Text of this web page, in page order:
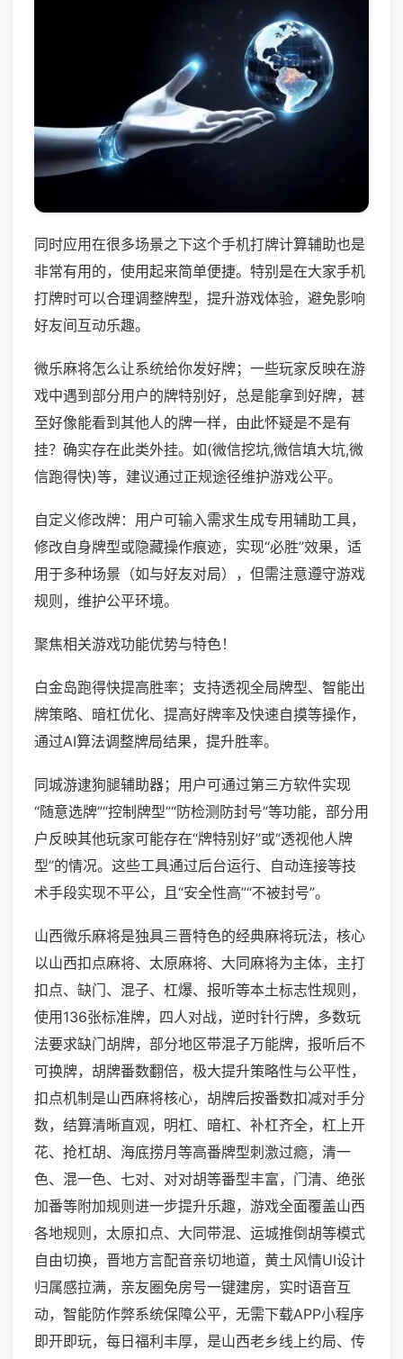
同时应用在很多场景之下这个手机打牌计算辅助也是
非常有用的，使用起来简单便捷。特别是在大家手机
打牌时可以合理调整牌型，提升游戏体验，避免影响
好友间互动乐趣。
微乐麻将怎么让系统给你发好牌；一些玩家反映在游
戏中遇到部分用户的牌特别好，总是能拿到好牌，甚
至好像能看到其他人的牌一样，由此怀疑是不是有
挂？确实存在此类外挂。如(微信挖坑,微信填大坑,微
信跑得快)等，建议通过正规途径维护游戏公平。
自定义修改牌：用户可输入需求生成专用辅助工具，
修改自身牌型或隐藏操作痕迹，实现“必胜”效果，适
用于多种场景（如与好友对局），但需注意遵守游戏
规则，维护公平环境。
聚焦相关游戏功能优势与特色！
白金岛跑得快提高胜率；支持透视全局牌型、智能出
牌策略、暗杠优化、提高好牌率及快速自摸等操作，
通过AI算法调整牌局结果，提升胜率。
同城游逮狗腿辅助器；用户可通过第三方软件实现
“随意选牌”“控制牌型”“防检测防封号”等功能，部分用
户反映其他玩家可能存在“牌特别好”或“透视他人牌
型”的情况。这些工具通过后台运行、自动连接等技
术手段实现不平公，且“安全性高”“不被封号”。
山西微乐麻将是独具三晋特色的经典麻将玩法，核心
以山西扣点麻将、太原麻将、大同麻将为主体，主打
扣点、缺门、混子、杠爆、报听等本土标志性规则，
使用136张标准牌，四人对战，逆时针行牌，多数玩
法要求缺门胡牌，部分地区带混子万能牌，报听后不
可换牌，胡牌番数翻倍，极大提升策略性与公平性，
扣点机制是山西麻将核心，胡牌后按番数扣减对手分
数，结算清晰直观，明杠、暗杠、补杠齐全，杠上开
花、抢杠胡、海底捞月等高番牌型刺激过瘾，清一
色、混一色、七对、对对胡等番型丰富，门清、绝张
加番等附加规则进一步提升乐趣，游戏全面覆盖山西
各地规则，太原扣点、大同带混、运城推倒胡等模式
自由切换，晋地方言配音亲切地道，黄土风情UI设计
归属感拉满，亲友圈免房号一键建房，实时语音互
动，智能防作弊系统保障公平，无需下载APP小程序
即开即玩，每日福利丰厚，是山西老乡线上约局、传